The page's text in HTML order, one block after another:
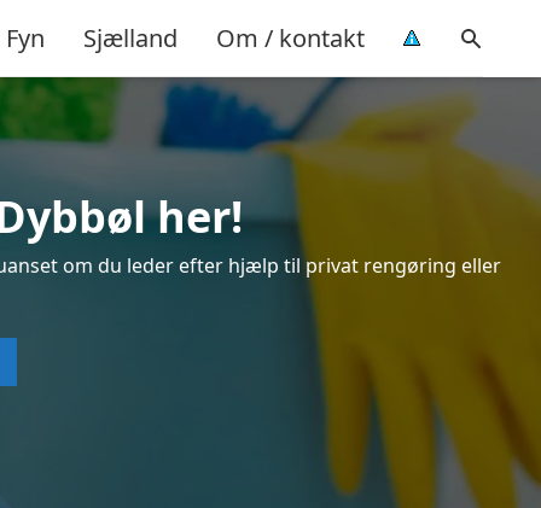
Fyn Sjælland Om / kontakt
her!
om du leder efter hjælp til privat rengøring eller